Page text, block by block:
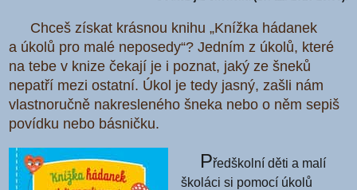
Chceš získat krásnou knihu „Knížka hádanek
a úkolů pro malé neposedy“? Jedním z úkolů, které
na tebe v knize čekají je i poznat, jaký ze šneků
nepatří mezi ostatní. Úkol je tedy jasný, zašli nám
vlastnoručně nakresleného šneka nebo o něm sepiš
povídku nebo básničku.
Předškolní děti a malí
školáci si pomocí úkolů